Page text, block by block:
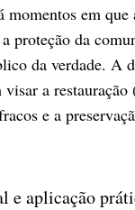
em que
proteção da
da verdade. A
visar a
e a
e aplicação